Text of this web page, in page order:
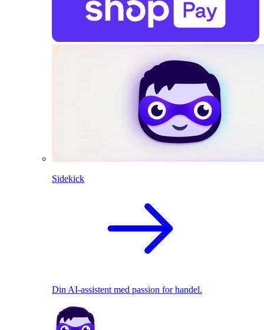
Sidekick
Din AI-assistent med passion for handel.